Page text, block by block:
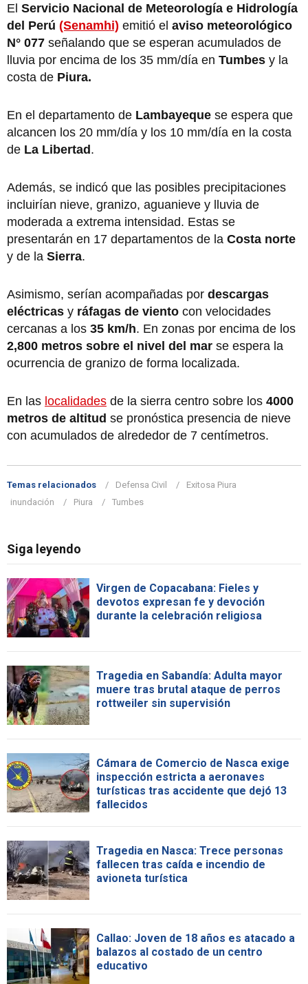
El Servicio Nacional de Meteorología e Hidrología
del Perú (Senamhi) emitió el aviso meteorológico
N° 077 señalando que se esperan acumulados de
lluvia por encima de los 35 mm/día en Tumbes y la
costa de Piura.
En el departamento de Lambayeque se espera que
alcancen los 20 mm/día y los 10 mm/día en la costa
de La Libertad.
Además, se indicó que las posibles precipitaciones
incluirían nieve, granizo, aguanieve y lluvia de
moderada a extrema intensidad. Estas se
presentarán en 17 departamentos de la Costa norte
y de la Sierra.
Asimismo, serían acompañadas por descargas
eléctricas y ráfagas de viento con velocidades
cercanas a los 35 km/h. En zonas por encima de los
2,800 metros sobre el nivel del mar se espera la
ocurrencia de granizo de forma localizada.
En las localidades de la sierra centro sobre los 4000
metros de altitud se pronóstica presencia de nieve
con acumulados de alrededor de 7 centímetros.
Temas relacionados Defensa Civil
Exitosa Piura
inundación
Piura Tumbes
Siga leyendo
Virgen de Copacabana: Fieles y
devotos expresan fe y devoción
durante la celebración religiosa
Tragedia en Sabandía: Adulta mayor
muere tras brutal ataque de perros
rottweiler sin supervisión
Cámara de Comercio de Nasca exige
inspección estricta a aeronaves
turísticas tras accidente que dejó 13
fallecidos
Tragedia en Nasca: Trece personas
fallecen tras caída e incendio de
avioneta turística
Callao: Joven de 18 años es atacado a
balazos al costado de un centro
educativo